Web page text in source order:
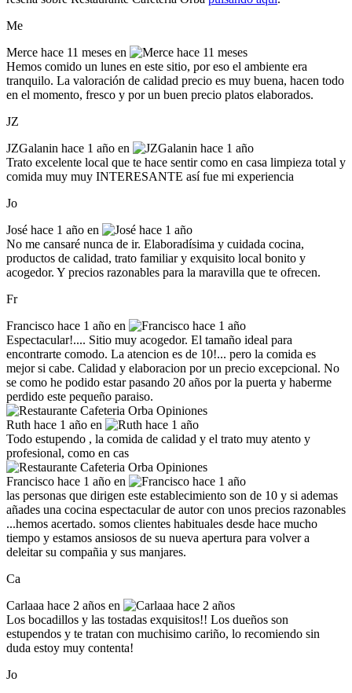
Me
Merce hace 11 meses en
Hemos comido un lunes en este sitio, por eso el ambiente era
tranquilo. La valoración de calidad precio es muy buena, hacen todo
en el momento, fresco y por un buen precio platos elaborados.
JZ
JZGalanin hace 1 año en
Trato excelente local que te hace sentir como en casa limpieza total y
comida muy muy INTERESANTE así fue mi experiencia
Jo
José hace 1 año en
No me cansaré nunca de ir. Elaboradísima y cuidada cocina,
productos de calidad, trato familiar y exquisito local bonito y
acogedor. Y precios razonables para la maravilla que te ofrecen.
Fr
Francisco hace 1 año en
Espectacular!.... Sitio muy acogedor. El tamaño ideal para
encontrarte comodo. La atencion es de 10!... pero la comida es
mejor si cabe. Calidad y elaboracion por un precio excepcional. No
se como he podido estar pasando 20 años por la puerta y haberme
perdido este pequeño paraiso.
Ruth hace 1 año en
Todo estupendo , la comida de calidad y el trato muy atento y
profesional, como en cas
Francisco hace 1 año en
las personas que dirigen este establecimiento son de 10 y si ademas
añades una cocina espectacular de autor con unos precios razonables
...hemos acertado. somos clientes habituales desde hace mucho
tiempo y estamos ansiosos de su nueva apertura para volver a
deleitar su compañia y sus manjares.
Ca
Carlaaa hace 2 años en
Los bocadillos y las tostadas exquisitos!! Los dueños son
estupendos y te tratan con muchisimo cariño, lo recomiendo sin
duda estoy muy contenta!
Jo